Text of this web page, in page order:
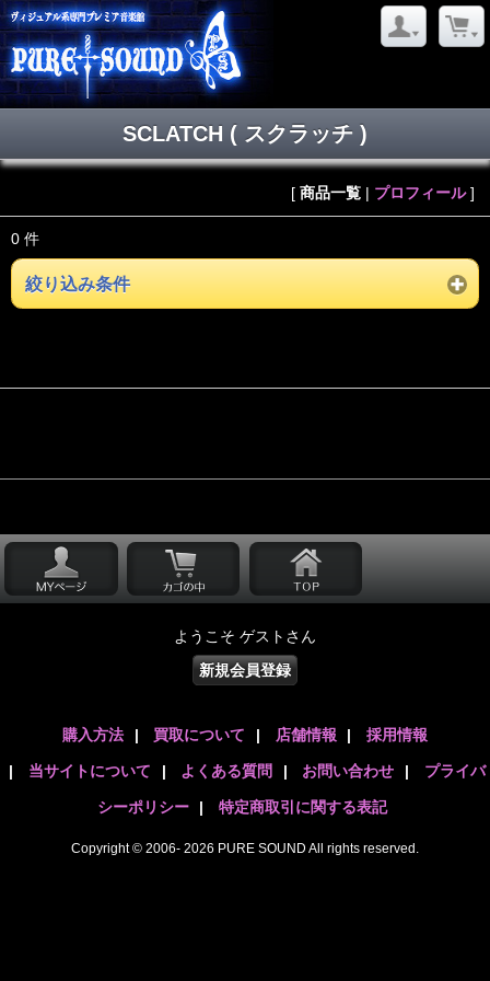
SCLATCH ( スクラッチ )
[ 商品一覧 | プロフィール]
0 件
絞り込み条件
ようこそ ゲストさん
新規会員登録
購入方法 | 買取について | 店舗情報 | 採用情報
| 当サイトについて | よくある質問 | お問い合わせ | プライバ
シーポリシー | 特定商取引に関する表記
Copyright © 2006- 2026 PURE SOUND All rights reserved.